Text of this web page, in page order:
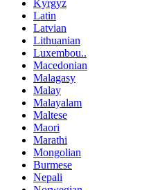
Kyrgyz
Latin
Latvian
Lithuanian
Luxembou..
Macedonian
Malagasy
Malay
Malayalam
Maltese
Maori
Marathi
Mongolian
Burmese
Nepali